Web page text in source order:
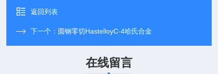
返回列表
下一个： 圆钢零切HastelloyC-4哈氏合金
在线留言